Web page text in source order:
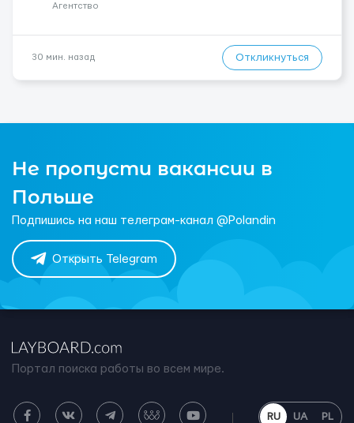
опалубки после за...
Агентство
30 мин. назад Откликнуться
Не пропусти вакансии в
Польше
Подпишись на наш телеграм-канал @Polandin
Открыть Telegram
Портал поиска работы во всем мире.
RU UA PL